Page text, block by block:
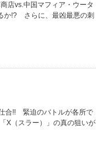
店vs.中国マフィア・ウータ
か!? さらに、最凶最悪の刺
合!! 緊迫のバトルが各所で
X（スラー）」の真の狙いが